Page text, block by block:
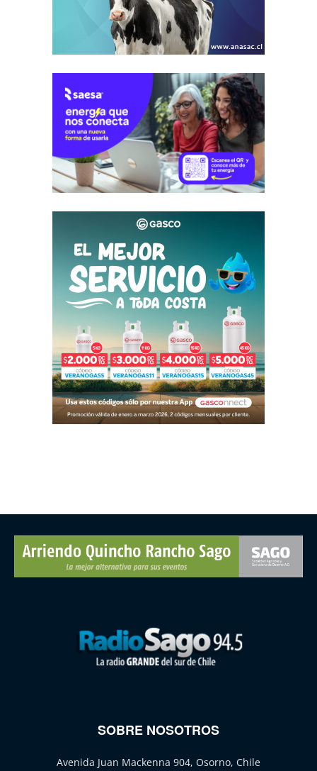
SOBRE NOSOTROS
Avenida Juan Mackenna 904, Osorno, Chile